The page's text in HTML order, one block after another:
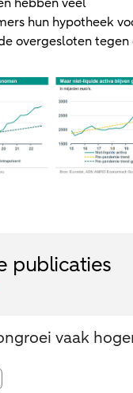
hun hypotheek
overgesloten tegen
publicaties
vaak